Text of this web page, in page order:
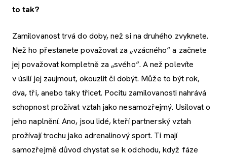
to tak?
Zamilovanost trvá do doby, než si na druhého zvyknete.
Než ho přestanete považovat za „vzácného“ a začnete
jej považovat kompletně za „svého“. A než polevíte
v úsilí jej zaujmout, okouzlit či dobýt. Může to být rok,
dva, tři, anebo taky třicet. Pocitu zamilovanosti nahrává
schopnost prožívat vztah jako nesamozřejmý. Usilovat o
jeho naplnění. Ano, jsou lidé, kteří partnerský vztah
prožívají trochu jako adrenalinový sport. Ti mají
samozřejmě důvod chystat se k odchodu, když fáze